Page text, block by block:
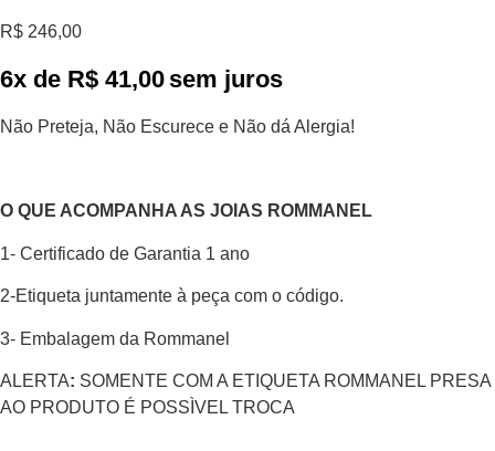
R$ 246,00
6x de R$ 41,00 sem juros
Não Preteja, Não Escurece e Não dá Alergia!
O QUE ACOMPANHA AS JOIAS ROMMANEL
1- Certificado de Garantia 1 ano
2-Etiqueta juntamente à peça com o código.
3- Embalagem da Rommanel
ALERTA: SOMENTE COM A ETIQUETA ROMMANEL PRESA
AO PRODUTO É POSSÌVEL TROCA